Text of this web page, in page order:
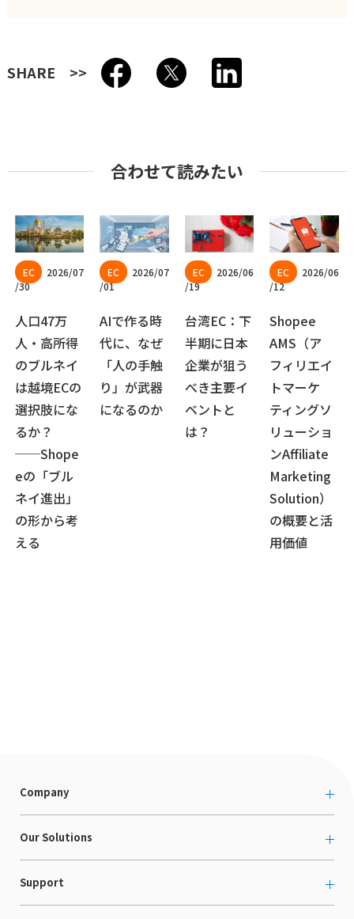
SHARE
合わせて読みたい
2026/07
/30
人口47万
人・高所得
のブルネイ
は越境ECの
選択肢にな
るか？
──Shope
eの「ブル
ネイ進出」
の形から考
える
2026/07
/01
AIで作る時
代に、なぜ
「人の手触
り」が武器
になるのか
2026/06
/19
台湾EC：下
半期に日本
企業が狙う
べき主要イ
ベントと
は？
2026/06
/12
Shopee
AMS（ア
フィリエイ
トマーケ
ティングソ
リューショ
ンAffiliate
Marketing
Solution）
の概要と活
用価値
Company
About us
カルチャー
採用情報
Our Solutions
越境ECコンサルティング
Shopee支援
Support